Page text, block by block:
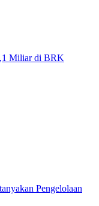
Miliar di BRK
Pengelolaan